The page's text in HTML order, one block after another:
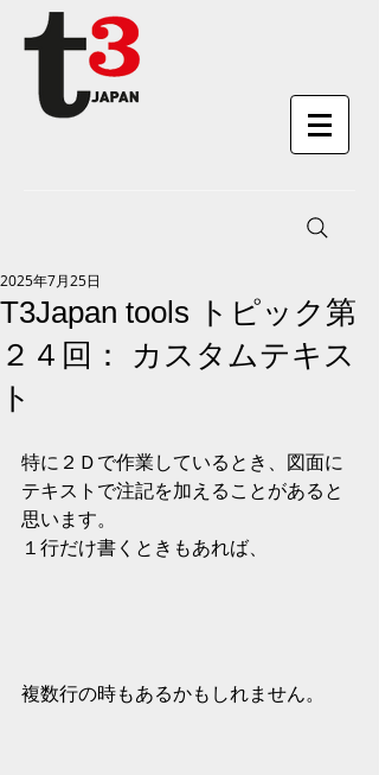
T3Japan tools トピック第
２４回： カスタムテキス
ト
2025年7月25日
特に２Ｄで作業しているとき、図面に
テキストで注記を加えることがあると
思います。
１行だけ書くときもあれば、
複数行の時もあるかもしれません。